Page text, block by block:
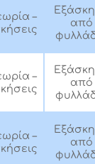
–
από
–
από
–
από